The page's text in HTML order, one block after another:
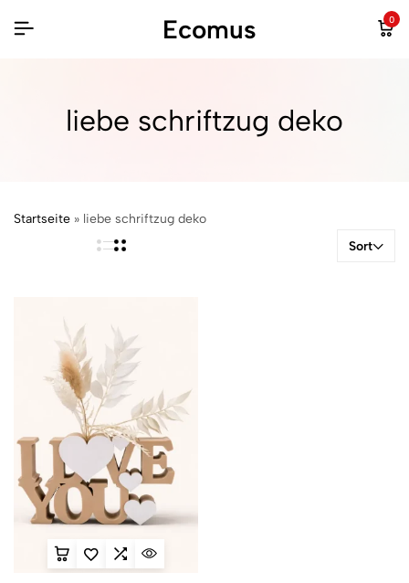
Ecomus 0
liebe schriftzug deko
Startseite » liebe schriftzug deko
Sort